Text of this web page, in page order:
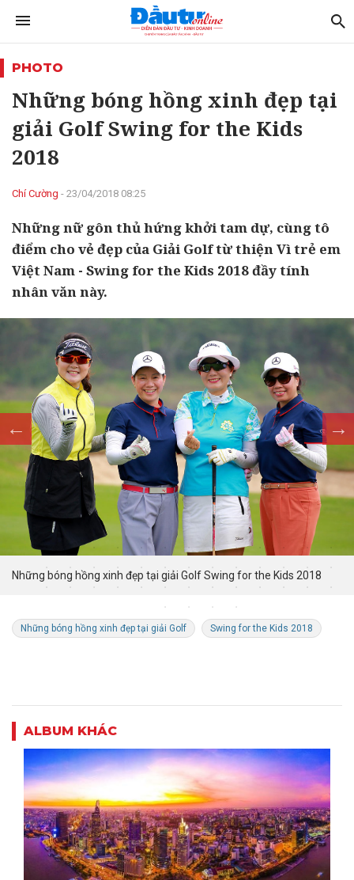
PHOTO
Những bóng hồng xinh đẹp tại
giải Golf Swing for the Kids
2018
Chí Cường - 23/04/2018 08:25
Những nữ gôn thủ hứng khởi tam dự, cùng tô
điểm cho vẻ đẹp của Giải Golf từ thiện Vì trẻ em
Việt Nam - Swing for the Kids 2018 đầy tính
nhân văn này.
Những bóng hồng xinh đẹp tại giải Golf Swing for the Kids 2018
Những bóng hồng xinh đẹp tại giải Golf Swing for the Kids 2018
ALBUM KHÁC